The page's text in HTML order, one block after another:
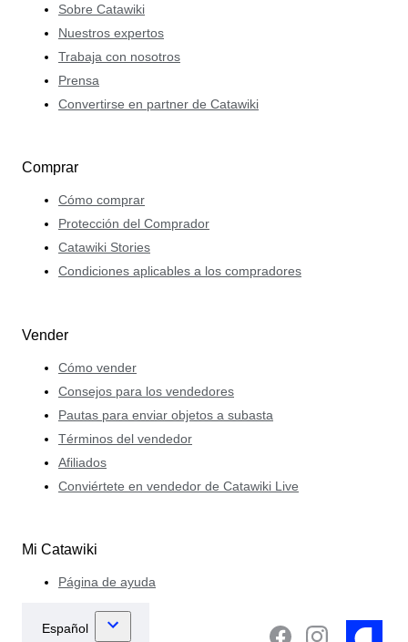
Sobre Catawiki
Nuestros expertos
Trabaja con nosotros
Prensa
Convertirse en partner de Catawiki
Comprar
Cómo comprar
Protección del Comprador
Catawiki Stories
Condiciones aplicables a los compradores
Vender
Cómo vender
Consejos para los vendedores
Pautas para enviar objetos a subasta
Términos del vendedor
Afiliados
Conviértete en vendedor de Catawiki Live
Mi Catawiki
Página de ayuda